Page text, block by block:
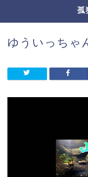
孤
ゆういっちゃ